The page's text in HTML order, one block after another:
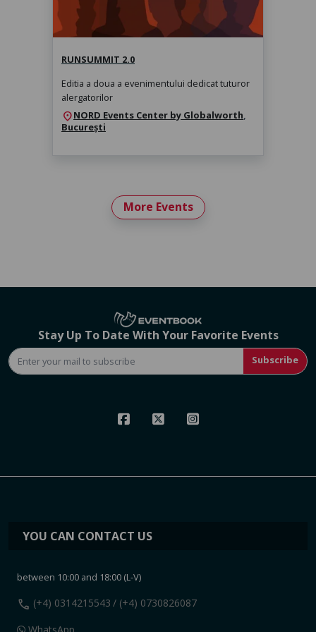
RUNSUMMIT 2.0
Editia a doua a evenimentului dedicat tuturor
alergatorilor
location_onNORD Events Center by Globalworth,
București
More Events
Stay Up To Date With Your Favorite Events
Subscribe
YOU CAN CONTACT US
between 10:00 and 18:00 (L-V)
call (+4) 0314215543 / (+4) 0730826087